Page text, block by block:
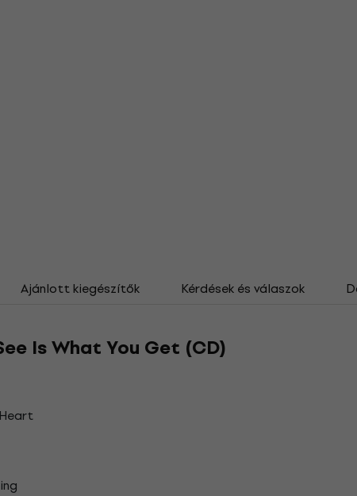
Ajánlott kiegészítők Kérdések és válaszok
Is What You Get (CD)